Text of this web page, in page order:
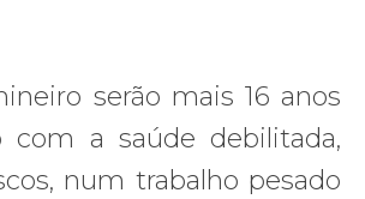
serão mais 16 anos
com a saúde debilitada,
num trabalho pesado